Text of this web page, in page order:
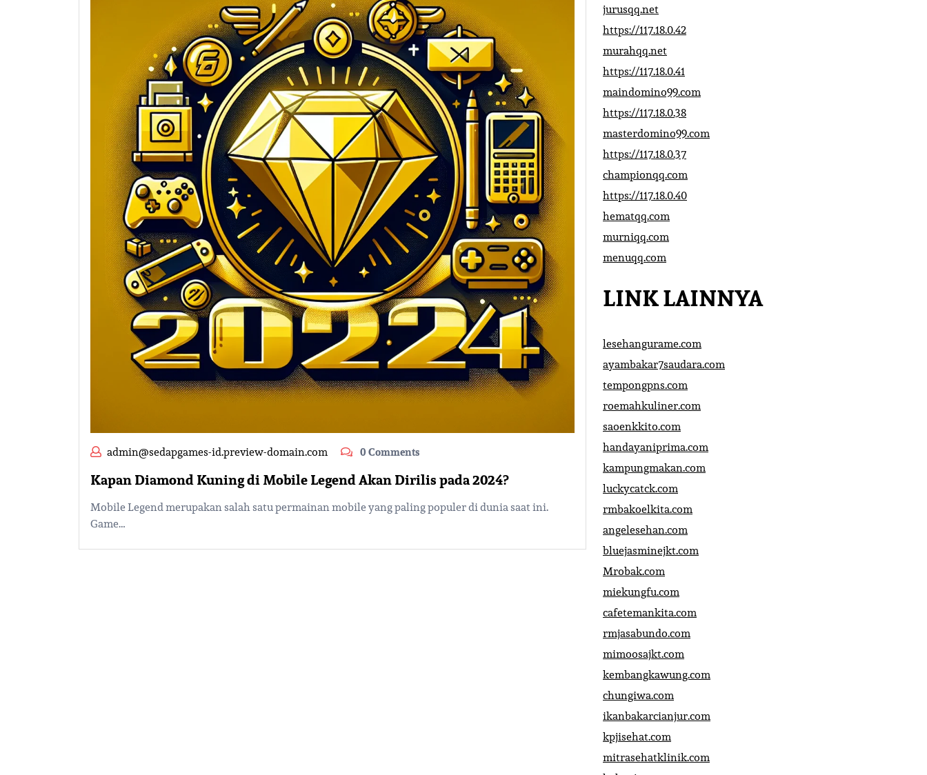
admin@sedapgames-id.preview-domain.com 0 Comments
Kapan Diamond Kuning di Mobile Legend Akan Dirilis pada 2024?
Mobile Legend merupakan salah satu permainan mobile yang paling populer di dunia saat ini.
Game…
jurusqq.net
https://117.18.0.42
murahqq.net
https://117.18.0.41
maindomino99.com
https://117.18.0.38
masterdomino99.com
https://117.18.0.37
championqq.com
https://117.18.0.40
hematqq.com
murniqq.com
menuqq.com
LINK LAINNYA
lesehangurame.com
ayambakar7saudara.com
tempongpns.com
roemahkuliner.com
saoenkkito.com
handayaniprima.com
kampungmakan.com
luckycatck.com
rmbakoelkita.com
angelesehan.com
bluejasminejkt.com
Mrobak.com
miekungfu.com
cafetemankita.com
rmjasabundo.com
mimoosajkt.com
kembangkawung.com
chungiwa.com
ikanbakarcianjur.com
kpjisehat.com
mitrasehatklinik.com